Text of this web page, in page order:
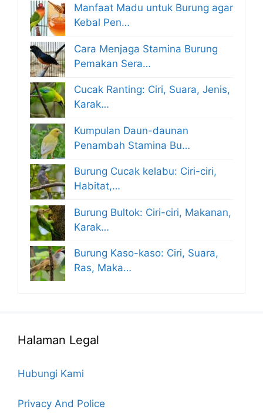
Manfaat Madu untuk Burung agar
Kebal Pen…
Cara Menjaga Stamina Burung
Pemakan Sera…
Cucak Ranting: Ciri, Suara, Jenis,
Karak…
Kumpulan Daun-daunan
Penambah Stamina Bu…
Burung Cucak kelabu: Ciri-ciri,
Habitat,…
Burung Bultok: Ciri-ciri, Makanan,
Karak…
Burung Kaso-kaso: Ciri, Suara,
Ras, Maka…
Halaman Legal
Hubungi Kami
Privacy And Police